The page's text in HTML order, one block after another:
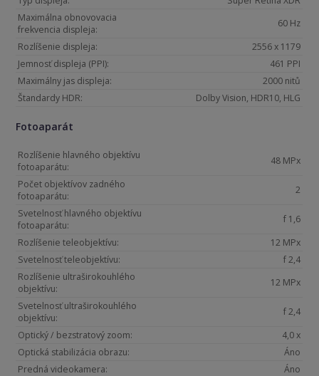
Maximálna obnovovacia
frekvencia displeja:
60 Hz
Rozlíšenie displeja:
2556 x 1179
Jemnosť displeja (PPI):
461 PPI
Maximálny jas displeja:
2000 nitů
Štandardy HDR:
Dolby Vision, HDR10, HLG
Fotoaparát
Rozlíšenie hlavného objektívu
fotoaparátu:
48 MPx
Počet objektívov zadného
fotoaparátu:
2
Svetelnosť hlavného objektívu
fotoaparátu:
f 1,6
Rozlíšenie teleobjektívu:
12 MPx
Svetelnosť teleobjektívu:
f 2,4
Rozlíšenie ultraširokouhlého
objektívu:
12 MPx
Svetelnosť ultraširokouhlého
objektívu:
f 2,4
Optický / bezstratový zoom:
4,0 x
Optická stabilizácia obrazu:
Áno
Predná videokamera:
Áno